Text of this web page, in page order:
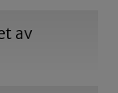
av